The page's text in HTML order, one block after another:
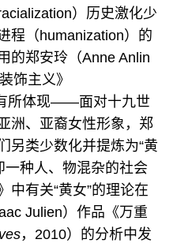
）历史激化少
程（humanization）的
的郑安玲（Anne Anlin
饰主义》
所体现——面对十九世
洲、亚裔女性形象，郑
另类少数化并提炼为“黄
一种人、物混杂的社会
中有关“黄女”的理论在
Julien）作品《万重
，2010）的分析中发